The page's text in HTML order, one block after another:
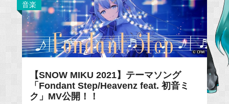
音楽
【SNOW MIKU 2021】テーマソング
「Fondant Step/Heavenz feat. 初音ミ
ク」MV公開！！